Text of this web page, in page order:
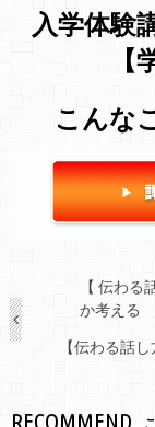
入学体験
こんな
【 伝わ
か考える
【伝わる話
RECOMMEND